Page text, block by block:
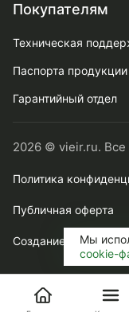
Покупателям
Техническая
Паспорта продукции
Гарантийный отдел
2026 © vieir.ru.
Политика
Публичная оферта
Создание сайта
Мы
cookie-